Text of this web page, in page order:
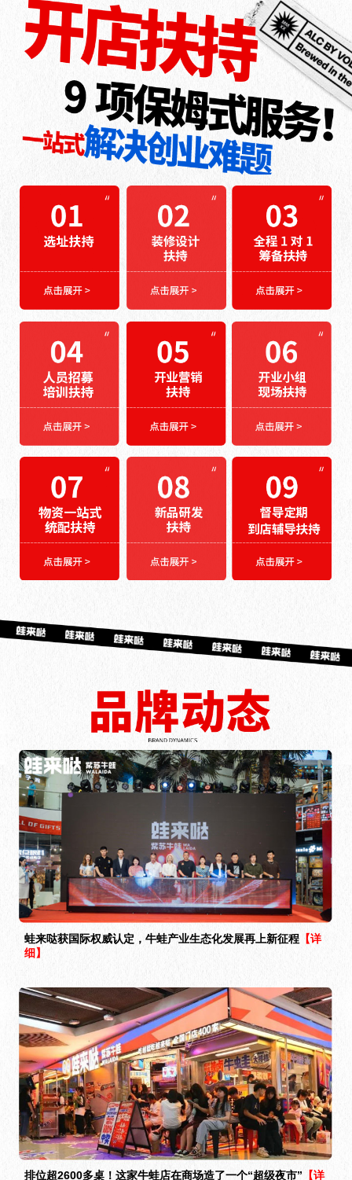
蛙来哒获国际权威认定，牛蛙产业生态化发展再上新征程 【详
细】
排位超2600多桌！这家牛蛙店在商场造了一个“超级夜市” 【详